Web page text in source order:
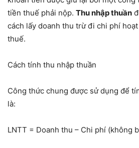
tiền thuế phải nộp. Thu nhập thuần
cách lấy doanh thu trừ đi chi phí
thuế.
Cách tính thu nhập thuần
Công thức chung được sử dụng để
là:
LNTT = Doanh thu – Chi phí (không